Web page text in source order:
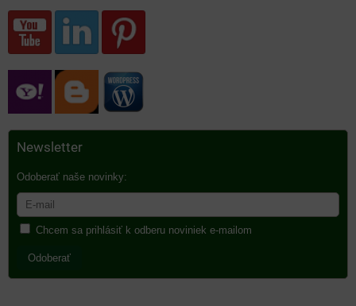
Newsletter
Odoberať naše novinky:
Chcem sa prihlásiť k odberu noviniek e-mailom
Odoberať